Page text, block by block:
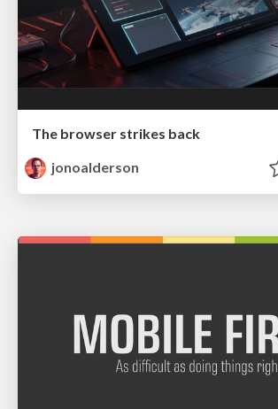
The browser strikes back
jonoalderson